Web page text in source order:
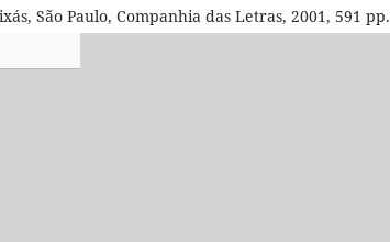
São Paulo, Companhia das Letras, 2001, 591 pp.